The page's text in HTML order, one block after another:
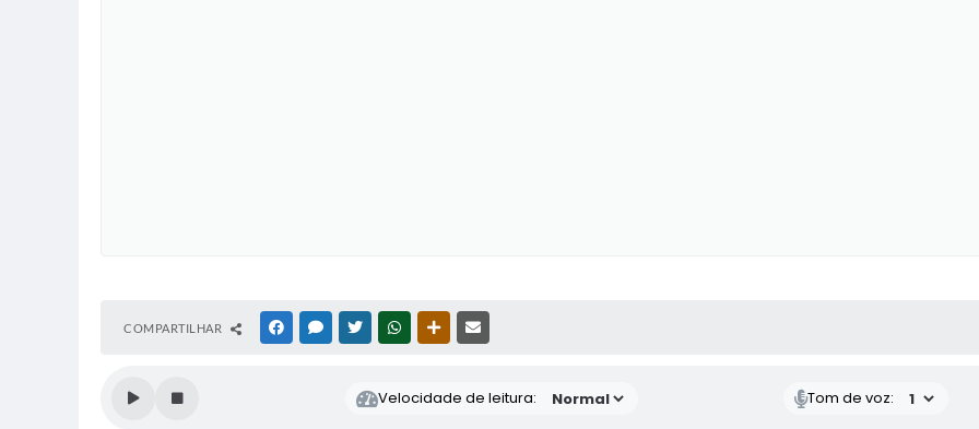
COMPARTILHAR FACEBOOKMESSENGER
TWITTERWHATSAPPOUTRAS MÍDIAS
Velocidade de leitura: Tom de voz: